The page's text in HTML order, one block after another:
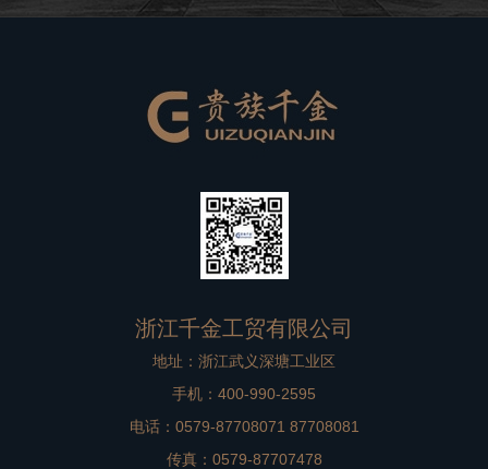
较重要的一个方面，选择到一款合适
浙江千金工贸有限公司
地址：浙江武义深塘工业区
手机：400-990-2595
电话：0579-87708071 87708081
传真：0579-87707478